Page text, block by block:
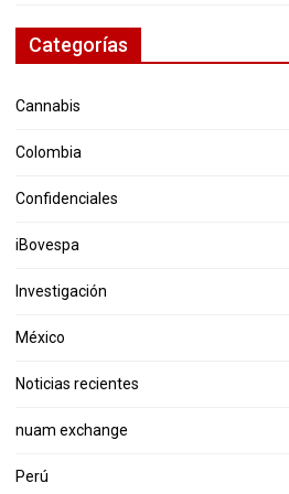
Categorías
Cannabis
Colombia
Confidenciales
iBovespa
Investigación
México
Noticias recientes
nuam exchange
Perú